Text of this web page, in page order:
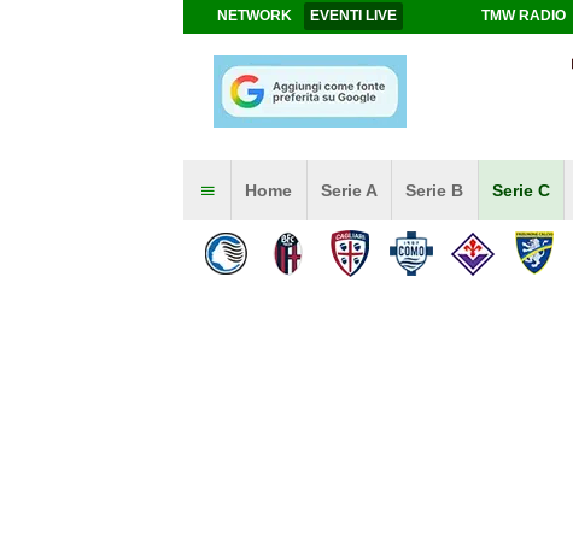
NETWORK EVENTI LIVE TMW RADIO
Home Serie A Serie B Serie C